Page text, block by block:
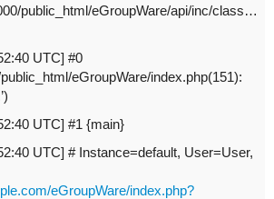
public_html/eGroupWare/api/inc/class…
UTC] #0
eGroupWare/index.php(151):
UTC] #1 {main}
UTC] # Instance=default, User=User,
eGroupWare/index.php?